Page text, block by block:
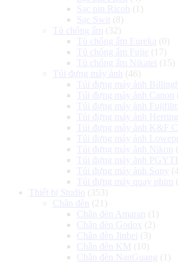
Sạc pin Ricoh
(1)
Sạc Swit (8)
Tủ chống ẩm (32)
Tủ chống ẩm Eureka (0)
Tủ chống ẩm Fujie (17)
Tủ chống ẩm Nikatei (15)
Túi đựng máy ảnh
(46)
Túi đựng máy ảnh
Túi đựng máy ảnh Canon
Túi đựng máy ảnh Fujifilm
Túi đựng máy ảnh
Túi đựng máy ảnh K&F
Túi đựng máy ảnh
Túi đựng máy ảnh Nikon
Túi đựng máy ảnh
Túi đựng máy ảnh Sony
Túi đựng máy quay phim
Thiết bị Studio (353)
Chân đèn
(21)
Chân đèn Amaran
(1)
Chân đèn Godox (2)
Chân đèn Jinbei (3)
Chân đèn KM (10)
Chân đèn NanGuang (1)